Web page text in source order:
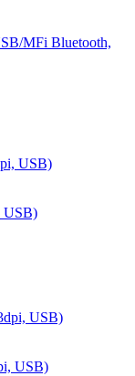
MFi Bluetooth,
USB)
USB)